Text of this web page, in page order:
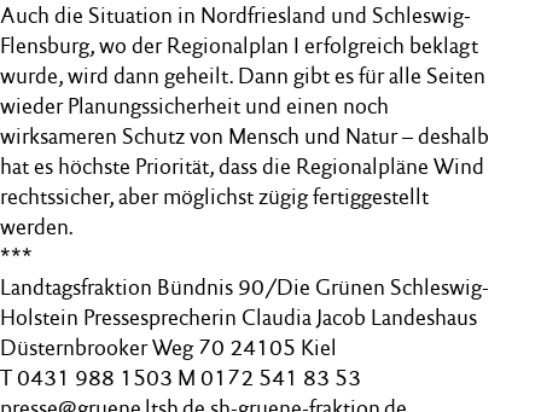
Auch die Situation in Nordfriesland und Schleswig-
Flensburg, wo der Regionalplan I erfolgreich beklagt
wurde, wird dann geheilt. Dann gibt es für alle Seiten
wieder Planungssicherheit und einen noch
wirksameren Schutz von Mensch und Natur – deshalb
hat es höchste Priorität, dass die Regionalpläne Wind
rechtssicher, aber möglichst zügig fertiggestellt
werden.
***
Landtagsfraktion Bündnis 90/Die Grünen Schleswig-
Holstein Pressesprecherin Claudia Jacob Landeshaus
Düsternbrooker Weg 70 24105 Kiel
T 0431 988 1503 M 0172 541 83 53